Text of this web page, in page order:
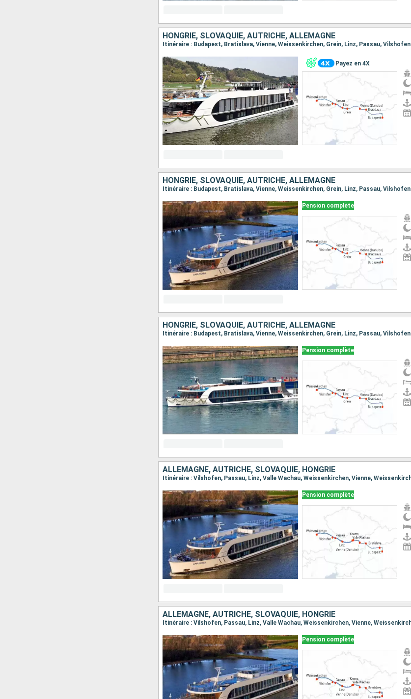
HONGRIE, SLOVAQUIE, AUTRICHE, ALLEMAGNE
Itinéraire : Budapest, Bratislava, Vienne, Weissenkirchen, Grein, Linz, Passau, Vilshofen
Payez en 4X
HONGRIE, SLOVAQUIE, AUTRICHE, ALLEMAGNE
Itinéraire : Budapest, Bratislava, Vienne, Weissenkirchen, Grein, Linz, Passau, Vilshofen
Pension complète
HONGRIE, SLOVAQUIE, AUTRICHE, ALLEMAGNE
Itinéraire : Budapest, Bratislava, Vienne, Weissenkirchen, Grein, Linz, Passau, Vilshofen
Pension complète
ALLEMAGNE, AUTRICHE, SLOVAQUIE, HONGRIE
Pension complète
ALLEMAGNE, AUTRICHE, SLOVAQUIE, HONGRIE
Pension complète